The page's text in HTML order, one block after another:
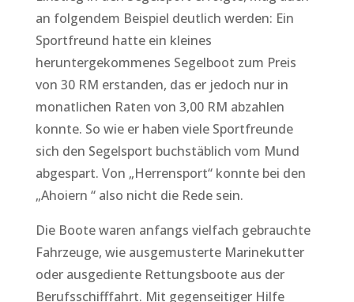
an folgendem Beispiel deutlich werden: Ein
Sportfreund hatte ein kleines
heruntergekommenes Segelboot zum Preis
von 30 RM erstanden, das er jedoch nur in
monatlichen Raten von 3,00 RM abzahlen
konnte. So wie er haben viele Sportfreunde
sich den Segelsport buchstäblich vom Mund
abgespart. Von „Herrensport“ konnte bei den
„Ahoiern “ also nicht die Rede sein.
Die Boote waren anfangs vielfach gebrauchte
Fahrzeuge, wie ausgemusterte Marinekutter
oder ausgediente Rettungsboote aus der
Berufsschifffahrt. Mit gegenseitiger Hilfe